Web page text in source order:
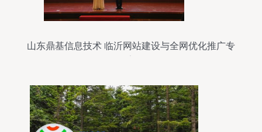
山东鼎基信息技术 临沂网站建设与全网优化推广专